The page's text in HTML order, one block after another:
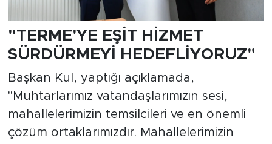
"TERME'YE EŞİT HİZMET
SÜRDÜRMEYİ HEDEFLİYORUZ"
Başkan Kul, yaptığı açıklamada,
"Muhtarlarımız vatandaşlarımızın sesi,
mahallelerimizin temsilcileri ve en önemli
çözüm ortaklarımızdır. Mahallelerimizin